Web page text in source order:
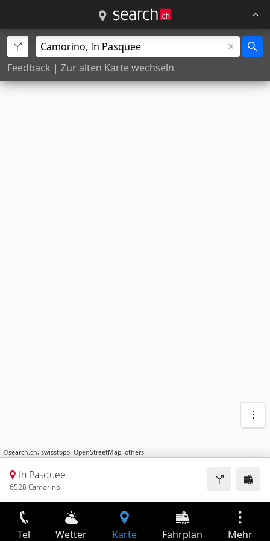
Feedback | Zur alten Karte wechseln
©search.ch, swisstopo, OpenStreetMap, others
In Pasquee
6528 Camorino
Tel Wetter Karte Fahrplan Mehr